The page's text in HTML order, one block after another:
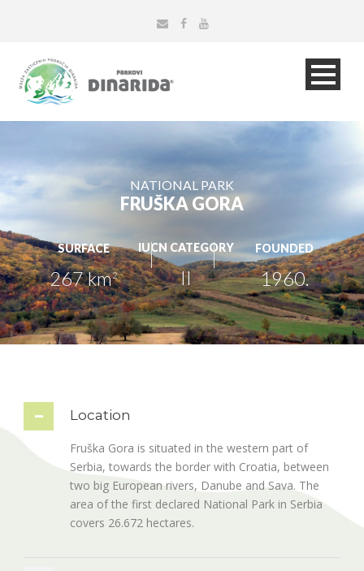
IUCN CATEGORY
SURFACE
267 km2 II 1960.
FOUNDED
FRUŠKA GORA
NATIONAL PARK
Location
Fruška Gora is situated in the western part of
Serbia, towards the border with Croatia, between
two big European rivers, Danube and Sava. The
area of the first declared National Park in Serbia
covers 26.672 hectares.